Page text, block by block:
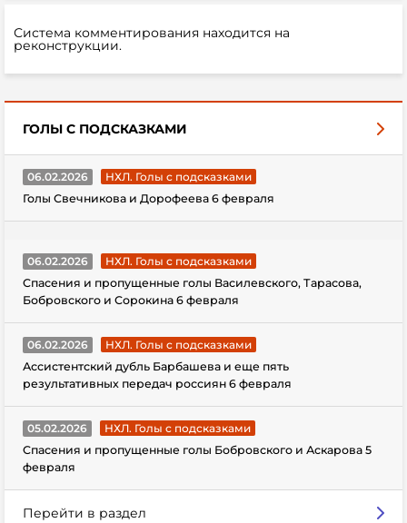
Система комментирования находится на
реконструкции.
ГОЛЫ С ПОДСКАЗКАМИ
06.02.2026
НХЛ. Голы с подсказками
Голы Свечникова и Дорофеева 6 февраля
06.02.2026
НХЛ. Голы с подсказками
Спасения и пропущенные голы Василевского, Тарасова,
Бобровского и Сорокина 6 февраля
06.02.2026
НХЛ. Голы с подсказками
Ассистентский дубль Барбашева и еще пять
результативных передач россиян 6 февраля
05.02.2026
НХЛ. Голы с подсказками
Спасения и пропущенные голы Бобровского и Аскарова 5
февраля
Перейти в раздел